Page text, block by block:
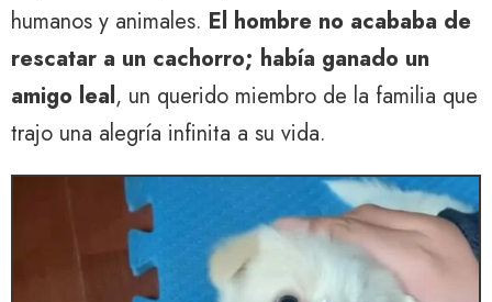
humanos y animales. El hombre no acababa de
rescatar a un cachorro; había ganado un
amigo leal, un querido miembro de la familia que
trajo una alegría infinita a su vida.